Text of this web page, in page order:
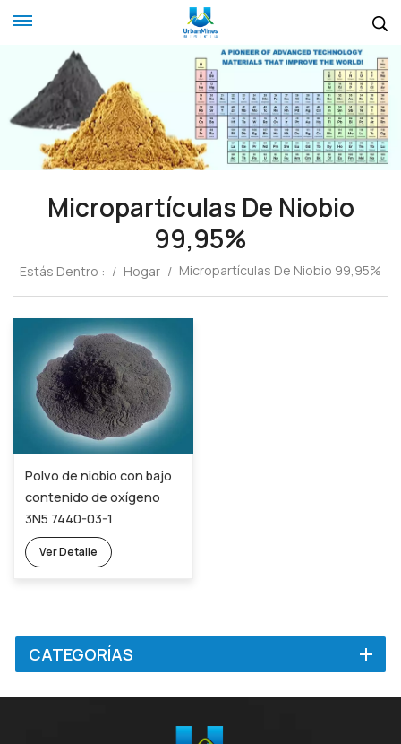
Micropartículas De Niobio
99,95%
Estás Dentro : / Hogar / Micropartículas De Niobio 99,95%
Polvo de niobio con bajo
contenido de oxígeno
3N5 7440-03-1
Ver Detalle
CATEGORÍAS